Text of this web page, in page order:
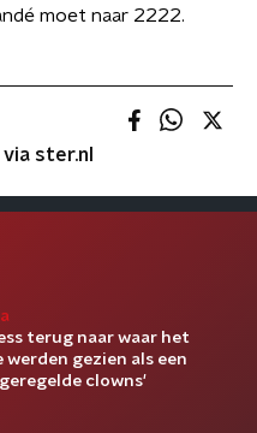
moet naar 2222.
ster.nl
terug naar waar het
werden gezien als een
clowns'